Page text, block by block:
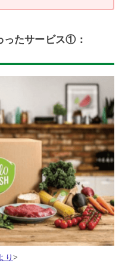
ったサービス①：
り>